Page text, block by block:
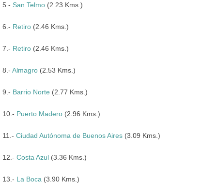
5.- San Telmo (2.23 Kms.)
6.- Retiro (2.46 Kms.)
7.- Retiro (2.46 Kms.)
8.- Almagro (2.53 Kms.)
9.- Barrio Norte (2.77 Kms.)
10.- Puerto Madero (2.96 Kms.)
11.- Ciudad Autónoma de Buenos Aires (3.09 Kms.)
12.- Costa Azul (3.36 Kms.)
13.- La Boca (3.90 Kms.)